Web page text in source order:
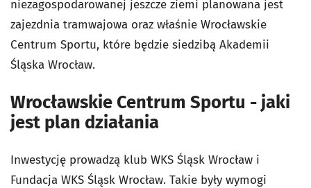
niezagospodarowanej jeszcze ziemi planowana jest
zajezdnia tramwajowa oraz właśnie Wrocławskie
Centrum Sportu, które będzie siedzibą Akademii
Śląska Wrocław.
Wrocławskie Centrum Sportu - jaki
jest plan działania
Inwestycję prowadzą klub WKS Śląsk Wrocław i
Fundacja WKS Śląsk Wrocław. Takie były wymogi